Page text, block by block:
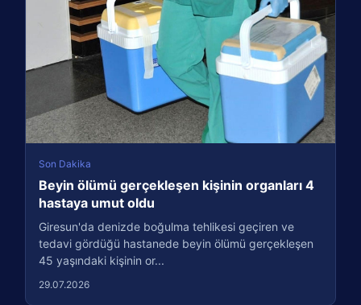
Son Dakika
Beyin ölümü gerçekleşen kişinin organları 4
hastaya umut oldu
Giresun'da denizde boğulma tehlikesi geçiren ve
tedavi gördüğü hastanede beyin ölümü gerçekleşen
45 yaşındaki kişinin or...
29.07.2026